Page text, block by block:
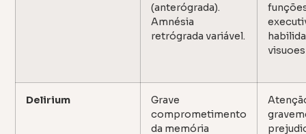
(anterógrada).
Amnésia
retrógrada variável.
Delirium
Grave
comprometimento
da memória